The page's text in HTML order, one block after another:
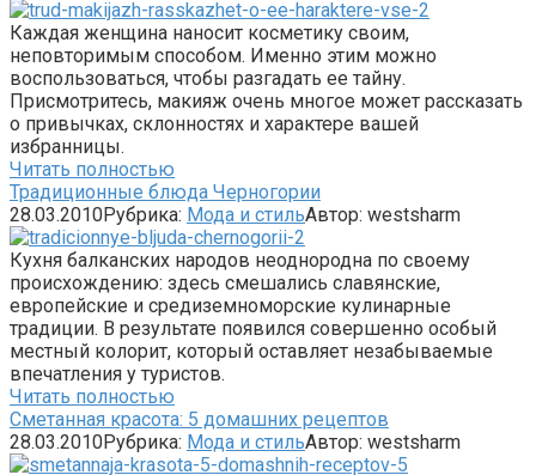
Каждая женщина наносит косметику своим,
неповторимым способом. Именно этим можно
воспользоваться, чтобы разгадать ее тайну.
Присмотритесь, макияж очень многое может рассказать
о привычках, склонностях и характере вашей
избранницы.
Читать полностью
Традиционные блюда Черногории
28.03.2010Рубрика: Мода и стильАвтор: westsharm
Кухня балканских народов неоднородна по своему
происхождению: здесь смешались славянские,
европейские и средиземноморские кулинарные
традиции. В результате появился совершенно особый
местный колорит, который оставляет незабываемые
впечатления у туристов.
Читать полностью
Сметанная красота: 5 домашних рецептов
28.03.2010Рубрика: Мода и стильАвтор: westsharm